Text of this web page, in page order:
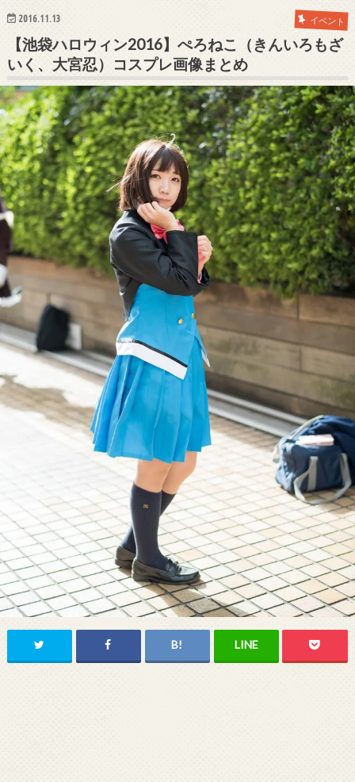
2016.11.13 イベント
【池袋ハロウィン2016】ぺろねこ（きんいろもざ
いく、大宮忍）コスプレ画像まとめ